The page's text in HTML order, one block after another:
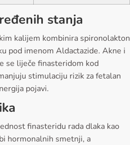
stanja
kalijem kombinira spironolakton
pod imenom Aldactazide. Akne i
se liječe finasteridom kod
stimulaciju rizik za fetalan
pojavi.
finasteridu rada dlaka kao
hormonalnih smetnji, a